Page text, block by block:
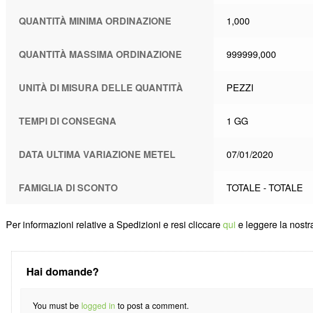
QUANTITÀ MINIMA ORDINAZIONE 1,000
QUANTITÀ MASSIMA ORDINAZIONE 999999,000
UNITÀ DI MISURA DELLE QUANTITÀ PEZZI
TEMPI DI CONSEGNA 1 GG
DATA ULTIMA VARIAZIONE METEL 07/01/2020
FAMIGLIA DI SCONTO TOTALE - TOTALE
Per informazioni relative a Spedizioni e resi cliccarequi e leggere la
Hai domande?
You must be logged in to post a comment.